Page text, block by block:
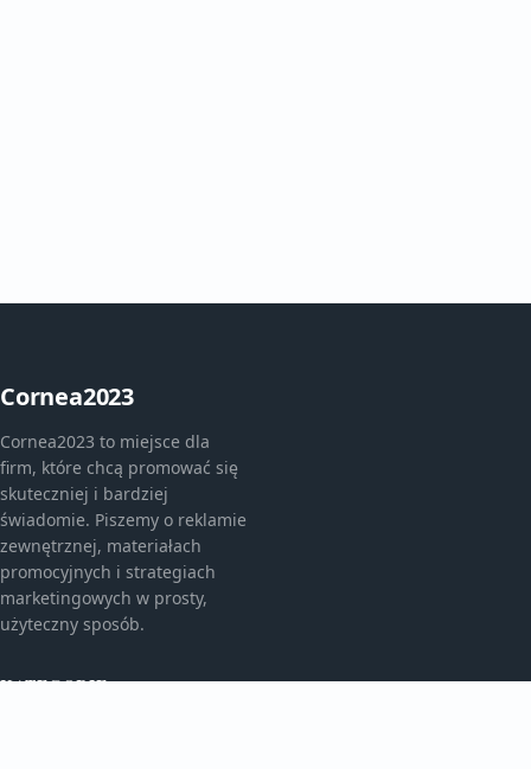
Cornea2023
Cornea2023 to miejsce dla
firm, które chcą promować się
skuteczniej i bardziej
świadomie. Piszemy o reklamie
zewnętrznej, materiałach
promocyjnych i strategiach
marketingowych w prosty,
użyteczny sposób.
KATEGORIE